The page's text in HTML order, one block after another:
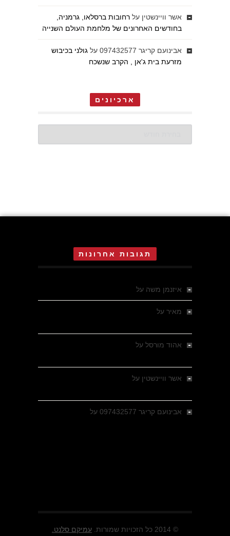
אשר וויינשטין על רחובות ברסלאו, גרמניה,
בחודשים האחרונים של מלחמת העולם השנייה
אבינועם קריגר 097432577 על גולני בכיבוש
מזרעת בית ג'אן , הקרב שנשכח
ארכיונים
תגובות אחרונות
איזנמן משה על
מאיר על
אהוד מורסל על
אשר וויינשטין על
אבינועם קריגר 097432577 על
© 2014 כל הזכויות שמורות. עמיקם סלנט.